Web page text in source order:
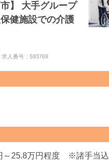
市】 大手グループ
健施設での介護
人番号：593769
～25.8万円程度 ※諸手当込